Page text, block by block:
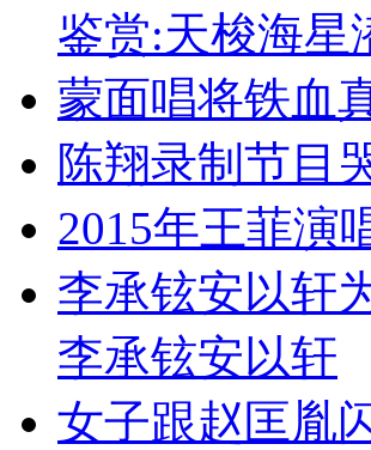
鉴赏:天梭海星
蒙面唱将铁血
陈翔录制节目
2015年王菲演
李承铉安以轩
李承铉安以轩
女子跟赵匡胤